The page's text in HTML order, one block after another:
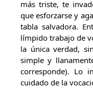
más triste, te
que esforzarse y
tabla salvadora.
límpido trabajo de
la única verdad,
simple y
corresponde). Lo
cuidado de la